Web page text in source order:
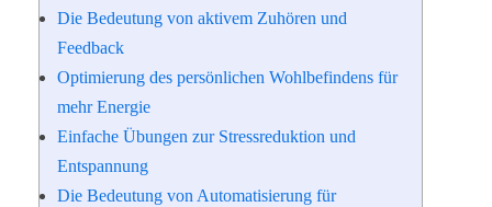
Die Bedeutung von aktivem Zuhören und
Feedback
Optimierung des persönlichen Wohlbefindens für
mehr Energie
Einfache Übungen zur Stressreduktion und
Entspannung
Die Bedeutung von Automatisierung für